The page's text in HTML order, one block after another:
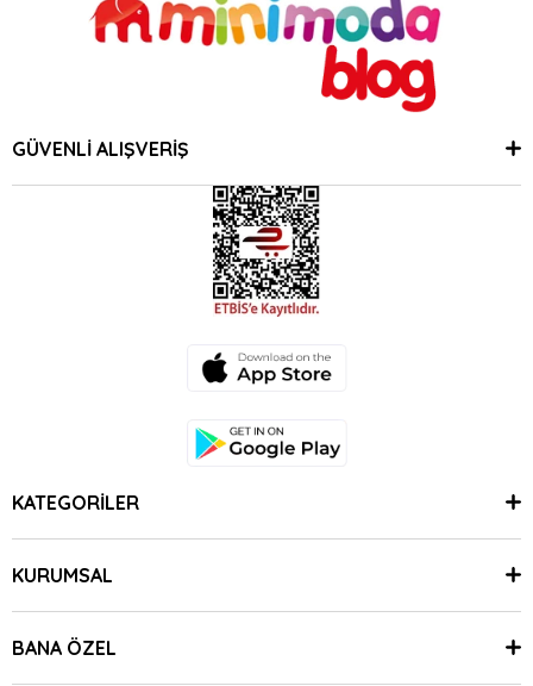
GÜVENLİ ALIŞVERİŞ
KATEGORİLER
KURUMSAL
BANA ÖZEL